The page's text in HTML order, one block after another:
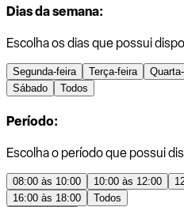
Dias da semana:
Escolha os dias que possui
Segunda-feira Terça-feira
Sábado
Todos
Período:
Escolha o período que possui
08:00 às 10:00 10:00 às 12:00
16:00 às 18:00
Todos